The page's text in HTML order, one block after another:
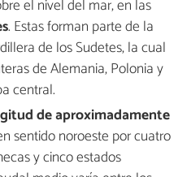
el nivel del mar, en las
. Estas forman parte de la
de los Sudetes, la cual
de Alemania, Polonia y
central.
de aproximadamente
sentido noroeste por cuatro
y cinco estados